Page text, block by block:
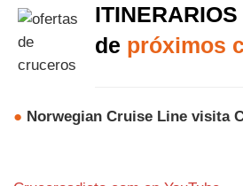
de próximos
● Norwegian Cruise Line visita